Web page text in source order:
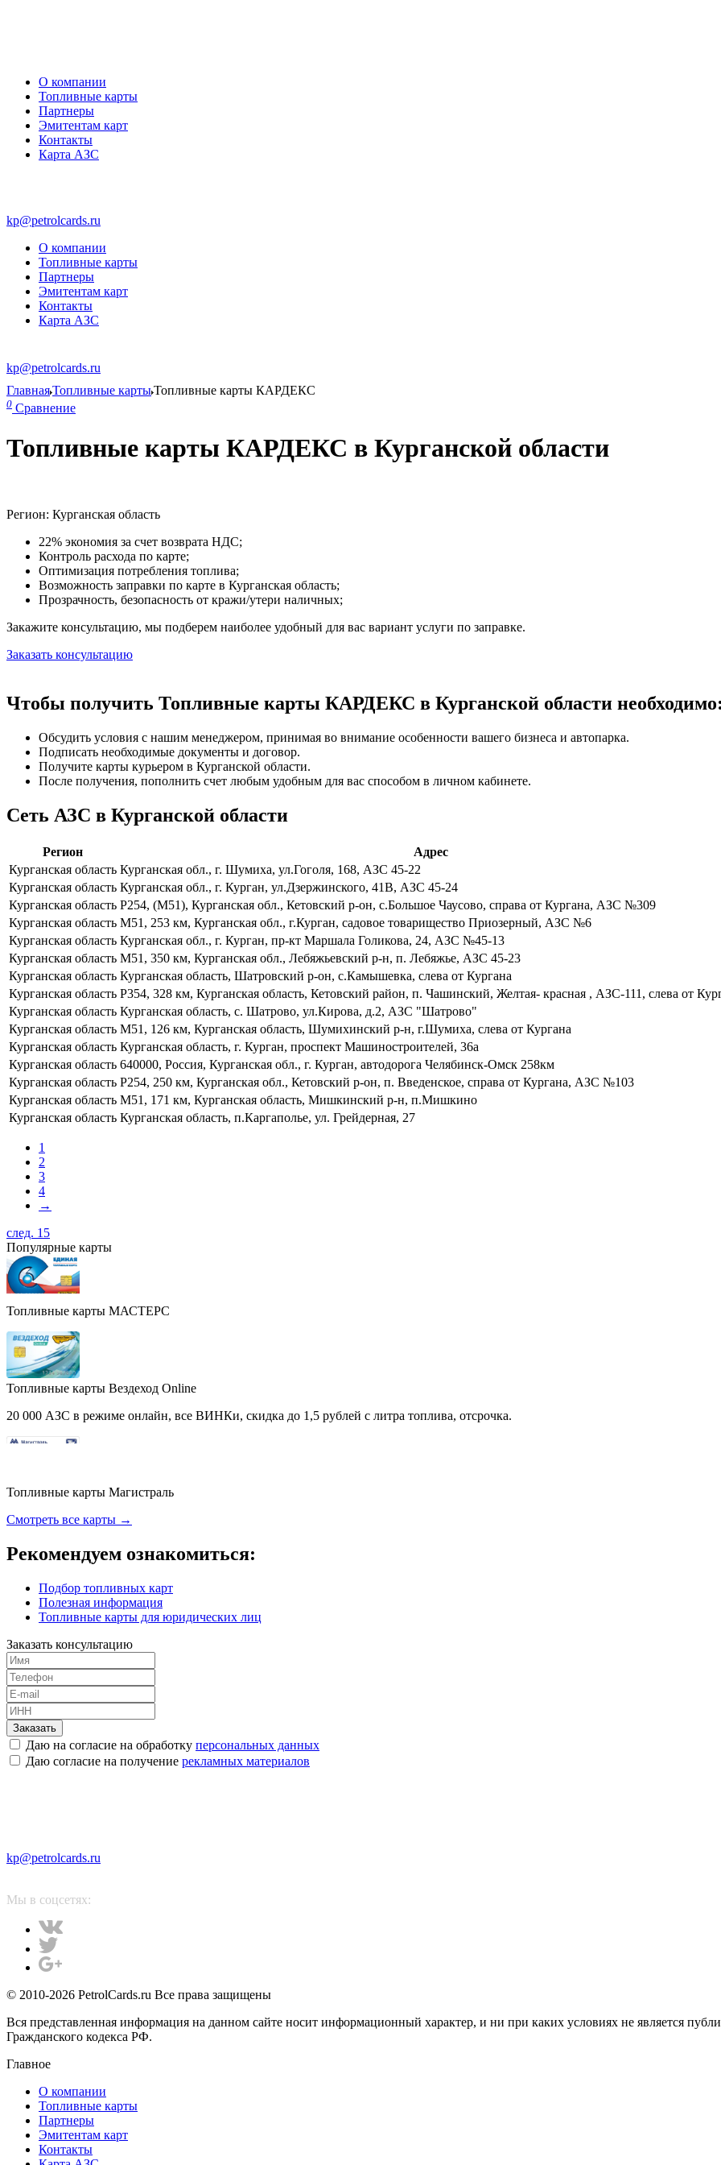
О компании
Топливные карты
Партнеры
Эмитентам карт
Контакты
Карта АЗС
kp@petrolcards.ru
О компании
Топливные карты
Партнеры
Эмитентам карт
Контакты
Карта АЗС
kp@petrolcards.ru
ГлавнаяТопливные картыТопливные карты КАРДЕКС
0 Сравнение
Топливные карты КАРДЕКС в Курганской области
Регион: Курганская область
22% экономия за счет возврата НДС;
Контроль расхода по карте;
Оптимизация потребления топлива;
Возможность заправки по карте в Курганская область;
Прозрачность, безопасность от кражи/утери наличных;
Закажите консультацию, мы подберем наиболее удобный для вас вариант услуги по заправке.
Заказать консультацию
Чтобы получить Топливные карты КАРДЕКС в Курганской области
Обсудить условия с нашим менеджером, принимая во внимание особенности вашего бизнеса и автопарка.
Подписать необходимые документы и договор.
Получите карты курьером в Курганской области.
После получения, пополнить счет любым удобным для вас способом в личном кабинете.
Сеть АЗС в Курганской области
Регион
Адрес
Курганская область Курганская обл., г. Шумиха, ул.Гоголя, 168, АЗС 45-22
Курганская область Курганская обл., г. Курган, ул.Дзержинского, 41В, АЗС 45-24
Курганская область Р254, (М51), Курганская обл., Кетовский р-он, с.Большое Чаусово, справа от Кургана, АЗС №309
Курганская область М51, 253 км, Курганская обл., г.Курган, садовое товарищество Приозерный, АЗС №6
Курганская область Курганская обл., г. Курган, пр-кт Маршала Голикова, 24, АЗС №45-13
Курганская область М51, 350 км, Курганская обл., Лебяжьевский р-н, п. Лебяжье, АЗС 45-23
Курганская область Курганская область, Шатровский р-он, с.Камышевка, слева от Кургана
Курганская область Р354, 328 км, Курганская область, Кетовский район, п. Чашинский, Желтая- красная , АЗС-111, слева от
Курганская область Курганская область, с. Шатрово, ул.Кирова, д.2, АЗС "Шатрово"
Курганская область М51, 126 км, Курганская область, Шумихинский р-н, г.Шумиха, слева от Кургана
Курганская область Курганская область, г. Курган, проспект Машиностроителей, 36а
Курганская область 640000, Россия, Курганская обл., г. Курган, автодорога Челябинск-Омск 258км
Курганская область Р254, 250 км, Курганская обл., Кетовский р-он, п. Введенское, справа от Кургана, АЗС №103
Курганская область М51, 171 км, Курганская область, Мишкинский р-н, п.Мишкино
Курганская область Курганская область, п.Каргаполье, ул. Грейдерная, 27
1
2
3
4
→
след. 15
Популярные карты
Топливные карты МАСТЕРС
Топливные карты Вездеход Online
20 000 АЗС в режиме онлайн, все ВИНКи, скидка до 1,5 рублей с литра топлива, отсрочка.
Топливные карты Магистраль
Смотреть все карты →
Рекомендуем ознакомиться:
Подбор топливных карт
Полезная информация
Топливные карты для юридических лиц
Заказать консультацию
Заказать
Даю на согласие на обработку персональных данных
Даю согласие на получение рекламных материалов
kp@petrolcards.ru
Мы в соцсетях:
© 2010-2026 PetrolCards.ru Все права защищены
Вся представленная информация на данном сайте носит информационный характер, и ни при каких условиях не является
Гражданского кодекса РФ.
Главное
О компании
Топливные карты
Партнеры
Эмитентам карт
Контакты